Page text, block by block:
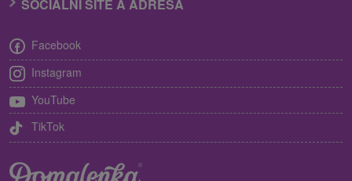
SOCIÁLNÍ SÍTĚ A ADRESA
Facebook
Instagram
YouTube
TikTok